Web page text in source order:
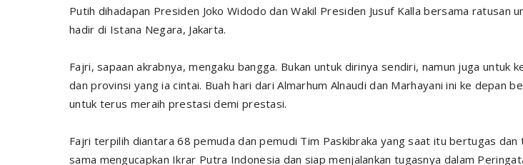
Putih dihadapan Presiden Joko Widodo dan Wakil Presiden Jusuf Kalla bersama ratusan
hadir di Istana Negara, Jakarta.
Fajri, sapaan akrabnya, mengaku bangga. Bukan untuk dirinya sendiri, namun juga untuk
dan provinsi yang ia cintai. Buah hari dari Almarhum Alnaudi dan Marhayani ini ke depan
untuk terus meraih prestasi demi prestasi.
Fajri terpilih diantara 68 pemuda dan pemudi Tim Paskibraka yang saat itu bertugas dan
sama mengucapkan Ikrar Putra Indonesia dan siap menjalankan tugasnya dalam